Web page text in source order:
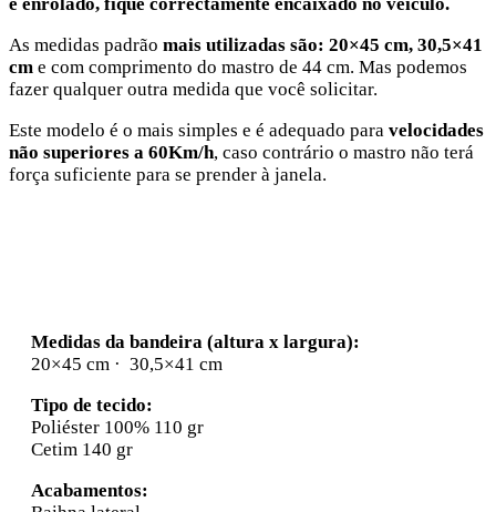
As medidas padrão mais utilizadas são: 20×45 cm, 30,5×41
cm e com comprimento do mastro de 44 cm. Mas podemos
fazer qualquer outra medida que você solicitar.
Este modelo é o mais simples e é adequado para velocidades
não superiores a 60Km/h, caso contrário o mastro não terá
força suficiente para se prender à janela.
Medidas da bandeira (altura x largura):
20×45 cm · 30,5×41 cm
Tipo de tecido:
Poliéster 100% 110 gr
Cetim 140 gr
Acabamentos: